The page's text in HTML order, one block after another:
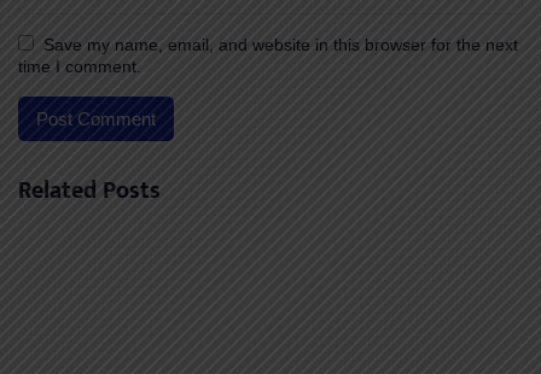
Save my name, email, and website in this browser for the next
time I comment.
Related Posts